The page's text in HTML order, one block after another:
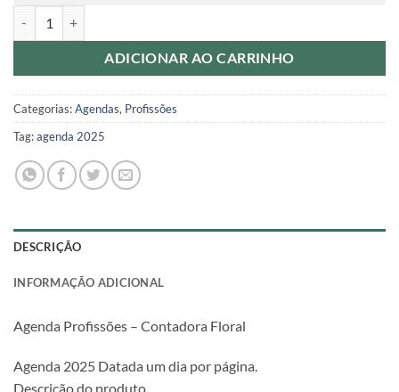
ADICIONAR AO CARRINHO
Categorias:Agendas, Profissões
Tag:agenda 2025
DESCRIÇÃO
INFORMAÇÃO ADICIONAL
Agenda Profissões – Contadora Floral
Agenda 2025 Datada um dia por página.
Descrição do produto